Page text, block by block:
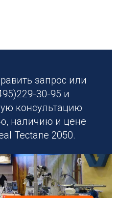
запрос или
30-95 и
консультацию
наличию и цене
Tectane 2050.